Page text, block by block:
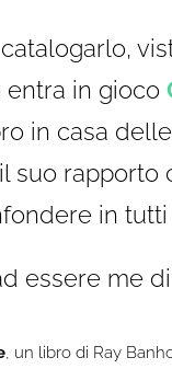
in gioco
in casa
suo
in
, un libro di Ray